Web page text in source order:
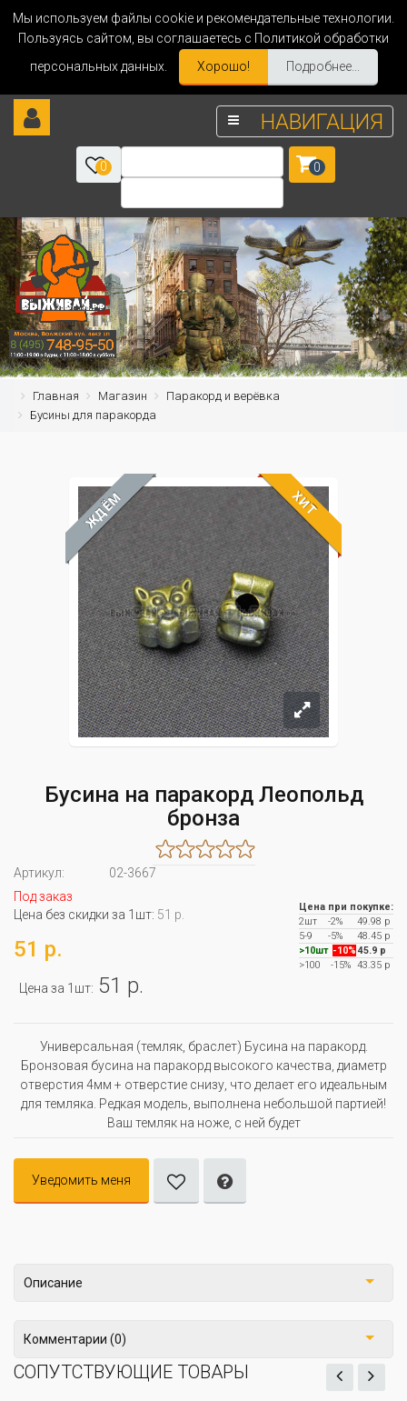
Мы используем файлы cookie и рекомендательные технологии.
Пользуясь сайтом, вы соглашаетесь с Политикой обработки
персональных данных.
Хорошо! Подробнее...
НАВИГАЦИЯ
0 0
Главная Магазин
Паракорд и верёвка
Бусины для паракорда
ЖДЁМ ХИТ
Бусина на паракорд Леопольд
бронза
Артикул:
02-3667
Под заказ
Цена без скидки за 1шт: 51 р.
51 р.
Цена за 1шт: 51 р.
Цена при покупке:
2шт
-2%
49.98 р
5-9
-5%
48.45 р
>10шт -10% 45.9 р
>100
-15% 43.35 р
Универсальная (темляк, браслет) Бусина на паракорд.
Бронзовая бусина на паракорд высокого качества, диаметр
отверстия 4мм + отверстие снизу, что делает его идеальным
для темляка. Редкая модель, выполнена небольшой партией!
Ваш темляк на ноже, с ней будет
Уведомить меня
Описание
Комментарии (0)
СОПУТСТВУЮЩИЕ ТОВАРЫ